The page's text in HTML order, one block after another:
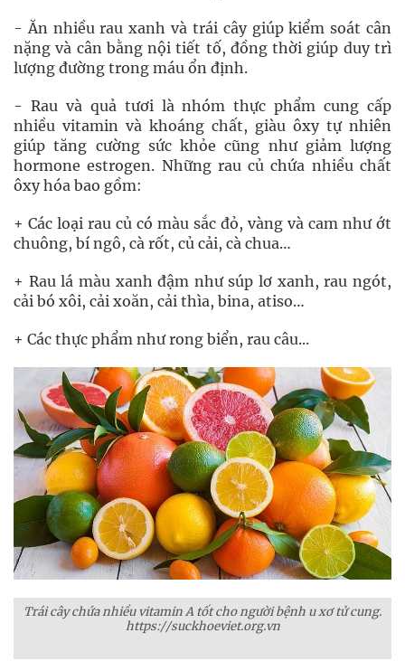
- Ăn nhiều rau xanh và trái cây giúp kiểm soát cân
nặng và cân bằng nội tiết tố, đồng thời giúp duy trì
lượng đường trong máu ổn định.
- Rau và quả tươi là nhóm thực phẩm cung cấp
nhiều vitamin và khoáng chất, giàu ôxy tự nhiên
giúp tăng cường sức khỏe cũng như giảm lượng
hormone estrogen. Những rau củ chứa nhiều chất
ôxy hóa bao gồm:
+ Các loại rau củ có màu sắc đỏ, vàng và cam như ớt
chuông, bí ngô, cà rốt, củ cải, cà chua…
+ Rau lá màu xanh đậm như súp lơ xanh, rau ngót,
cải bó xôi, cải xoăn, cải thìa, bina, atiso…
+ Các thực phẩm như rong biển, rau câu...
Trái cây chứa nhiều vitamin A tốt cho người bệnh u xơ tử cung.
https://suckhoeviet.org.vn